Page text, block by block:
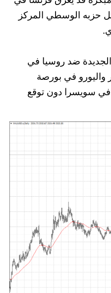
حزبه الوسطي المركز
الجديدة ضد روسيا في
واليورو في بورصة
سويسرا دون توقع